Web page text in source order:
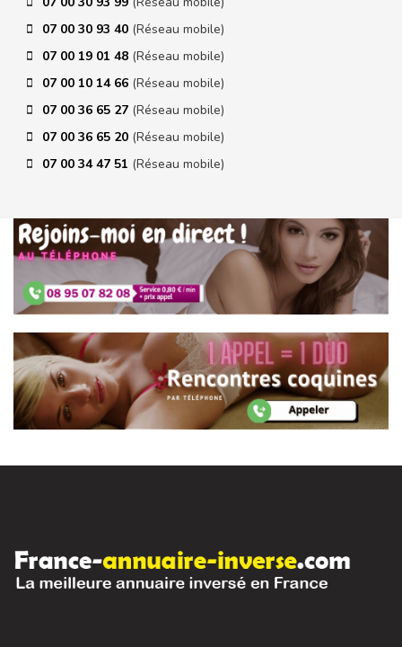
07 00 30 93 40 (Réseau mobile)
07 00 19 01 48 (Réseau mobile)
07 00 10 14 66 (Réseau mobile)
07 00 36 65 27 (Réseau mobile)
07 00 36 65 20 (Réseau mobile)
07 00 34 47 51 (Réseau mobile)